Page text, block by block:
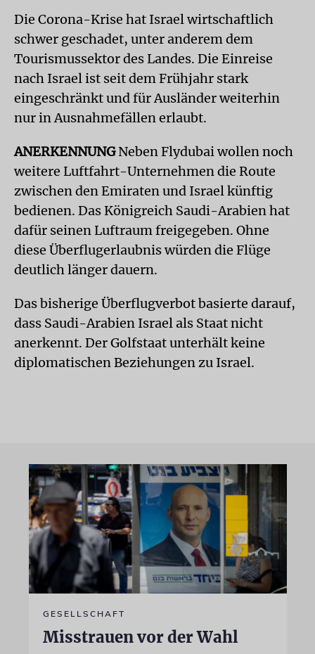
Die Corona-Krise hat Israel wirtschaftlich
schwer geschadet, unter anderem dem
Tourismussektor des Landes. Die Einreise
nach Israel ist seit dem Frühjahr stark
eingeschränkt und für Ausländer weiterhin
nur in Ausnahmefällen erlaubt.
ANERKENNUNGNeben Flydubai wollen noch
weitere Luftfahrt-Unternehmen die Route
zwischen den Emiraten und Israel künftig
bedienen. Das Königreich Saudi-Arabien hat
dafür seinen Luftraum freigegeben. Ohne
diese Überflugerlaubnis würden die Flüge
deutlich länger dauern.
Das bisherige Überflugverbot basierte darauf,
dass Saudi-Arabien Israel als Staat nicht
anerkennt. Der Golfstaat unterhält keine
diplomatischen Beziehungen zu Israel.
GESELLSCHAFT
Misstrauen vor der Wahl